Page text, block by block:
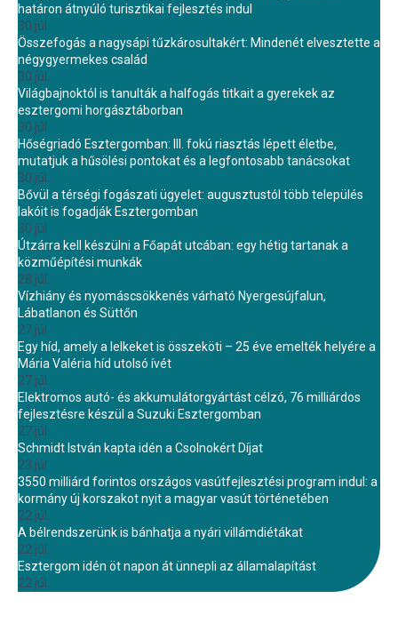
határon átnyúló turisztikai fejlesztés indul
30 júl.
Összefogás a nagysápi tűzkárosultakért: Mindenét elvesztette a
négygyermekes család
30 júl.
Világbajnoktól is tanulták a halfogás titkait a gyerekek az
esztergomi horgásztáborban
30 júl.
Hőségriadó Esztergomban: III. fokú riasztás lépett életbe,
mutatjuk a hűsölési pontokat és a legfontosabb tanácsokat
30 júl.
Bővül a térségi fogászati ügyelet: augusztustól több település
lakóit is fogadják Esztergomban
30 júl.
Útzárra kell készülni a Főapát utcában: egy hétig tartanak a
közműépítési munkák
28 júl.
Vízhiány és nyomáscsökkenés várható Nyergesújfalun,
Lábatlanon és Süttőn
27 júl.
Egy híd, amely a lelkeket is összeköti – 25 éve emelték helyére a
Mária Valéria híd utolsó ívét
27 júl.
Elektromos autó- és akkumulátorgyártást célzó, 76 milliárdos
fejlesztésre készül a Suzuki Esztergomban
27 júl.
Schmidt István kapta idén a Csolnokért Díjat
23 júl.
3550 milliárd forintos országos vasútfejlesztési program indul: a
kormány új korszakot nyit a magyar vasút történetében
22 júl.
A bélrendszerünk is bánhatja a nyári villámdiétákat
22 júl.
Esztergom idén öt napon át ünnepli az államalapítást
22 júl.